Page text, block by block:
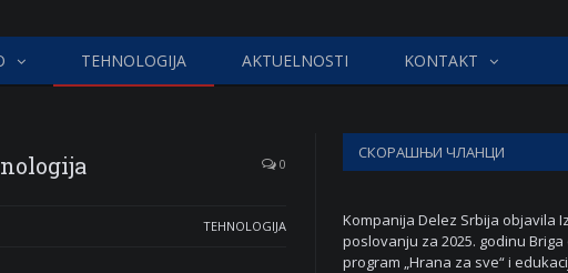
TEHNOLOGIJA AKTUELNOSTI KONTAKT
0
TEHNOLOGIJA
СКОРАШЊИ ЧЛАНЦИ
Kompanija Delez Srbija objavila
poslovanju za 2025. godinu
program „Hrana za sve“ i